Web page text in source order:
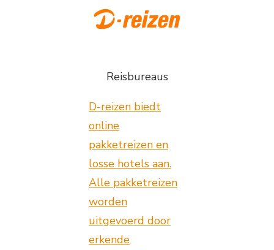
Reisbureaus
D-reizen biedt
online
pakketreizen en
losse hotels aan.
Alle pakketreizen
worden
uitgevoerd door
erkende